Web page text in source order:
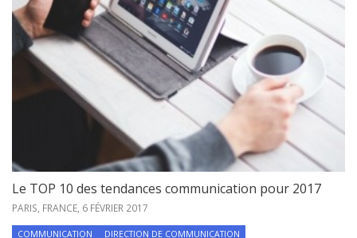
Le TOP 10 des tendances communication pour 2017
PARIS, FRANCE, 6 FÉVRIER 2017
COMMUNICATION
DIRECTION DE COMMUNICATION